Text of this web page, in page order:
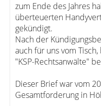
zum Ende des Jahres
überteuerten
gekündigt.
Nach der
auch für uns vom
"KSP-Rechtsanwälte"
Dieser Brief war vom
Gesamtforderung in